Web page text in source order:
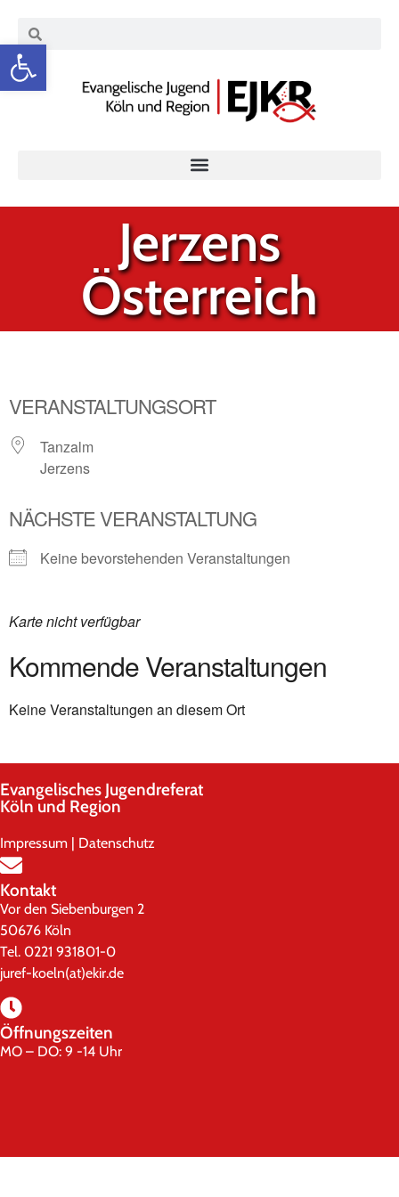
Werkzeugleiste öffnen
Jerzens
Österreich
VERANSTALTUNGSORT
Tanzalm
Jerzens
NÄCHSTE VERANSTALTUNG
Keine bevorstehenden Veranstaltungen
Karte nicht verfügbar
Kommende Veranstaltungen
Keine Veranstaltungen an diesem Ort
Evangelisches Jugendreferat
Köln und Region
Impressum | Datenschutz
Kontakt
Vor den Siebenburgen 2
50676 Köln
Tel. 0221 931801-0
juref-koeln(at)ekir.de
Öffnungszeiten
MO – DO: 9 -14 Uhr